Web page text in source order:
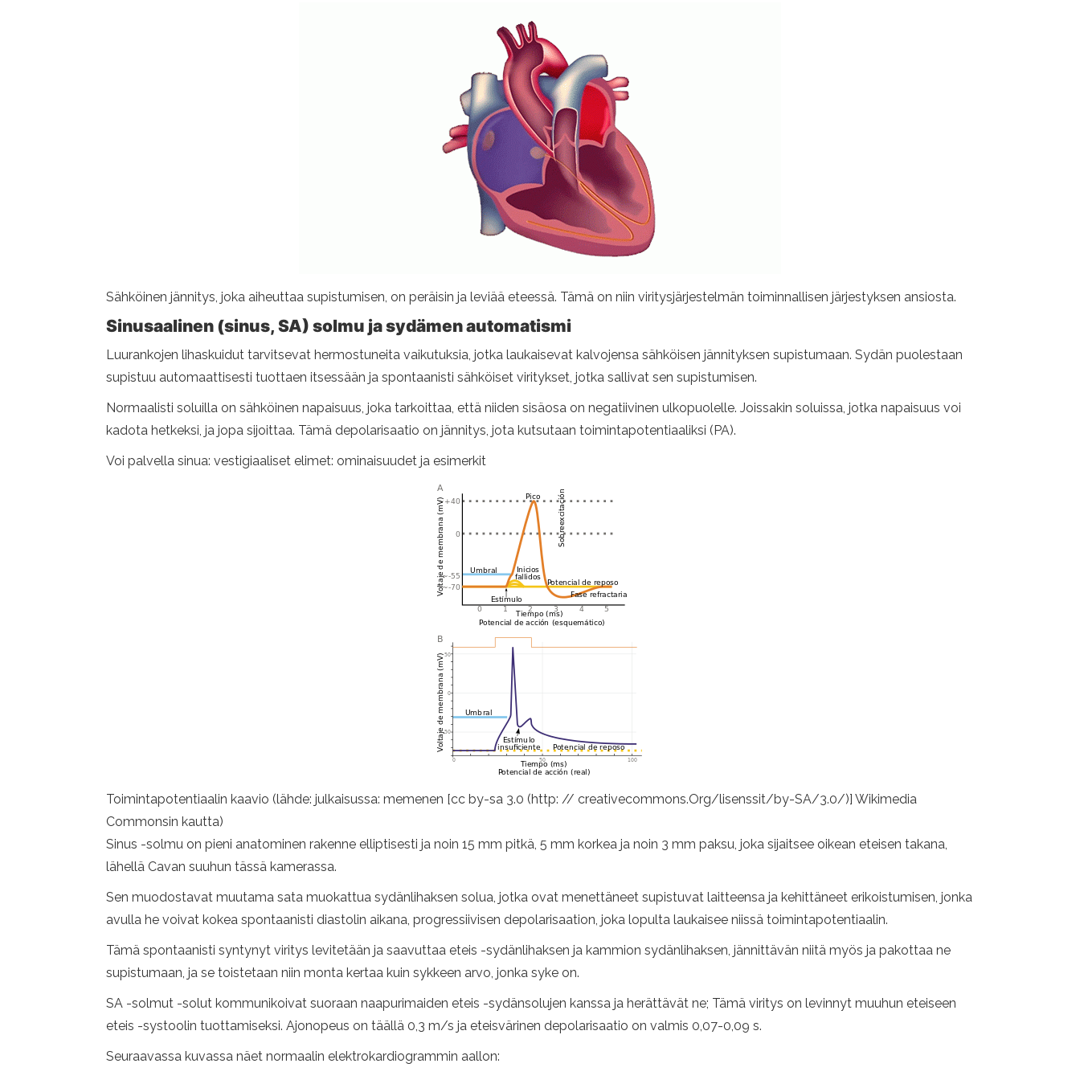
Sähköinen jännitys, joka aiheuttaa supistumisen, on peräisin ja leviää eteessä. Tämä on niin viritysjärjestelmän toiminnallisen järjestyksen ansiosta.
Sinusaalinen (sinus, SA) solmu ja sydämen automatismi
Luurankojen lihaskuidut tarvitsevat hermostuneita vaikutuksia, jotka laukaisevat kalvojensa sähköisen jännityksen supistumaan. Sydän puolestaan ​​
supistuu automaattisesti tuottaen itsessään ja spontaanisti sähköiset viritykset, jotka sallivat sen supistumisen.
Normaalisti soluilla on sähköinen napaisuus, joka tarkoittaa, että niiden sisäosa on negatiivinen ulkopuolelle. Joissakin soluissa, jotka napaisuus voi
kadota hetkeksi, ja jopa sijoittaa. Tämä depolarisaatio on jännitys, jota kutsutaan toimintapotentiaaliksi (PA).
Voi palvella sinua: vestigiaaliset elimet: ominaisuudet ja esimerkit
Toimintapotentiaalin kaavio (lähde: julkaisussa: memenen [cc by-sa 3.0 (http: // creativecommons.Org/lisenssit/by-SA/3.0/)] Wikimedia
Commonsin kautta)
Sinus -solmu on pieni anatominen rakenne elliptisesti ja noin 15 mm pitkä, 5 mm korkea ja noin 3 mm paksu, joka sijaitsee oikean eteisen takana,
lähellä Cavan suuhun tässä kamerassa.
Sen muodostavat muutama sata muokattua sydänlihaksen solua, jotka ovat menettäneet supistuvat laitteensa ja kehittäneet erikoistumisen, jonka
avulla he voivat kokea spontaanisti diastolin aikana, progressiivisen depolarisaation, joka lopulta laukaisee niissä toimintapotentiaalin.
Tämä spontaanisti syntynyt viritys levitetään ja saavuttaa eteis -sydänlihaksen ja kammion sydänlihaksen, jännittävän niitä myös ja pakottaa ne
supistumaan, ja se toistetaan niin monta kertaa kuin sykkeen arvo, jonka syke on.
SA -solmut -solut kommunikoivat suoraan naapurimaiden eteis -sydänsolujen kanssa ja herättävät ne; Tämä viritys on levinnyt muuhun eteiseen
eteis -systoolin tuottamiseksi. Ajonopeus on täällä 0,3 m/s ja eteisvärinen depolarisaatio on valmis 0,07-0,09 s.
Seuraavassa kuvassa näet normaalin elektrokardiogrammin aallon: